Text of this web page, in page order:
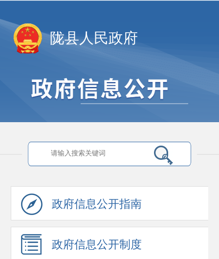
陇县人民政府
政府信息公开指南
政府信息公开制度